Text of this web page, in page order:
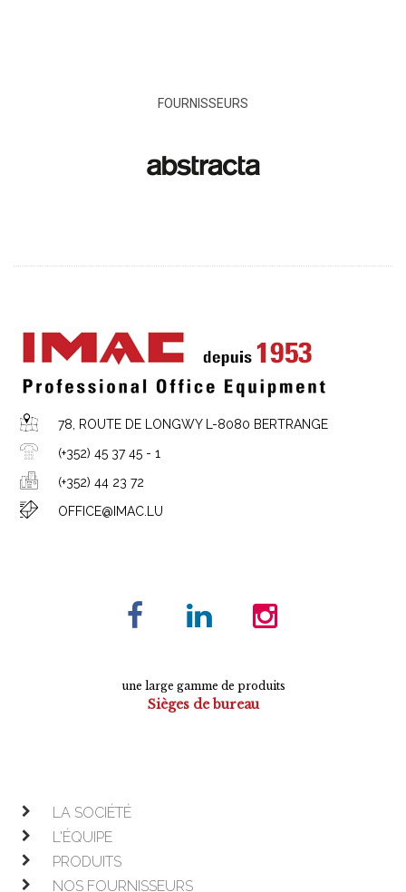
FOURNISSEURS
78, ROUTE DE LONGWY L-8080 BERTRANGE
(+352) 45 37 45 - 1
(+352) 44 23 72
OFFICE@IMAC.LU
une large gamme de produits
Sièges de bureau
LA SOCIÉTÉ
L'ÉQUIPE
PRODUITS
NOS FOURNISSEURS